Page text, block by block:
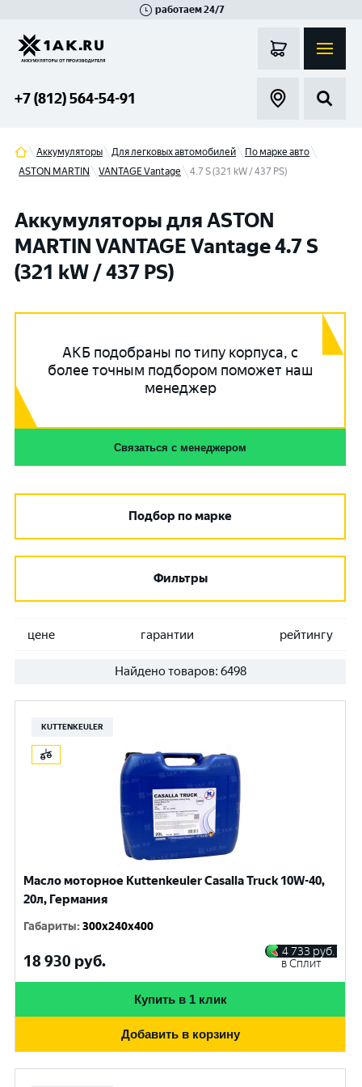
работаем 24/7
+7 (812) 564-54-91
Аккумуляторы Для легковых автомобилей
По марке авто
ASTON MARTIN
VANTAGE Vantage 4.7 S (321 kW / 437 PS)
Аккумуляторы для ASTON
MARTIN VANTAGE Vantage 4.7 S
(321 kW / 437 PS)
АКБ подобраны по типу корпуса, с
более точным подбором поможет наш
менеджер
Связаться с менеджером
Подбор по марке
Фильтры
цене гарантии рейтингу
Найдено товаров: 6498
KUTTENKEULER
Масло моторное Kuttenkeuler Casalla Truck 10W-40,
20л, Германия
Габариты:300x240x400
18 930 руб.
4 733 руб.
в Сплит
Купить в 1 клик
Добавить в корзину
Гатчина